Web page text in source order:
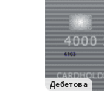
Дебетова